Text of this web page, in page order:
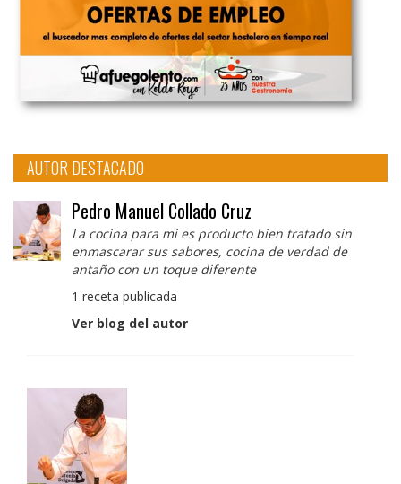
AUTOR DESTACADO
Pedro Manuel Collado Cruz
La cocina para mi es producto bien tratado sin
enmascarar sus sabores, cocina de verdad de
antaño con un toque diferente
1 receta publicada
Ver blog del autor